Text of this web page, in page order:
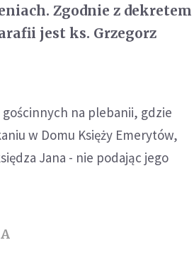
Zgodnie z dekretem
jest ks. Grzegorz
gościnnych na plebanii, gdzie
w Domu Księży Emerytów,
Jana - nie podając jego